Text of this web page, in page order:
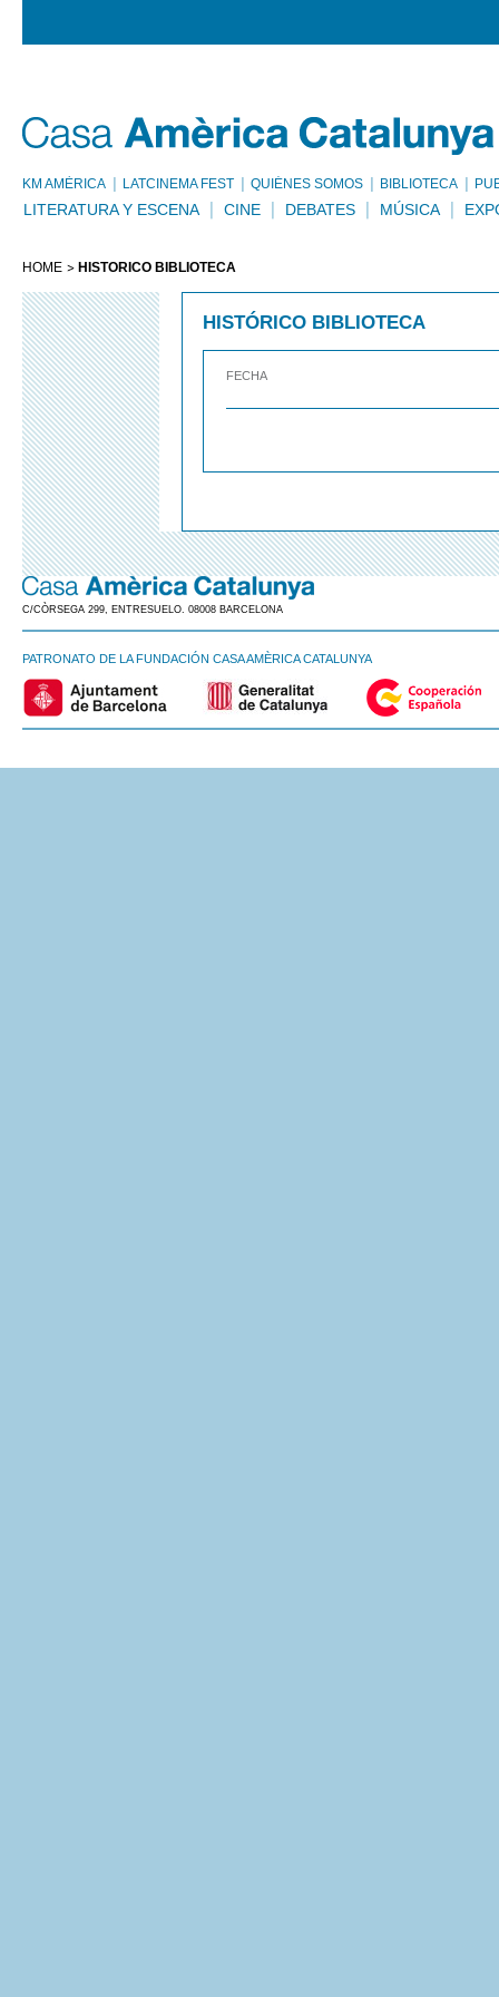
KM AMÈRICA LATCINEMA FEST QUIÉNES SOMOS BIBLIOTECA
LITERATURA Y ESCENA CINE DEBATES MÚSICA
HOME HISTÓRICO BIBLIOTECA
HISTÓRICO BIBLIOTECA
FECHA
C/CÒRSEGA 299, ENTRESUELO. 08008 BARCELONA
PATRONATO DE LA FUNDACIÓN CASA AMÈRICA CATALUNYA